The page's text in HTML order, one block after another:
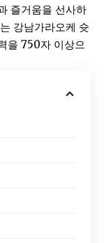
즐거움을 선사하
강남가라오케 슛
을 750자 이상으